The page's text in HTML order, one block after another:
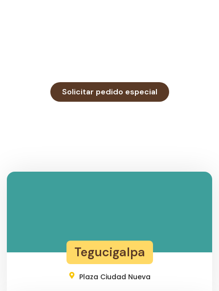
Solicitar pedido especial
Tegucigalpa
Plaza Ciudad Nueva